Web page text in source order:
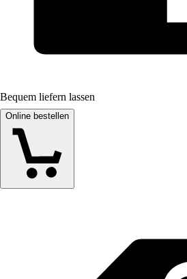
Bequem liefern lassen
Online bestellen